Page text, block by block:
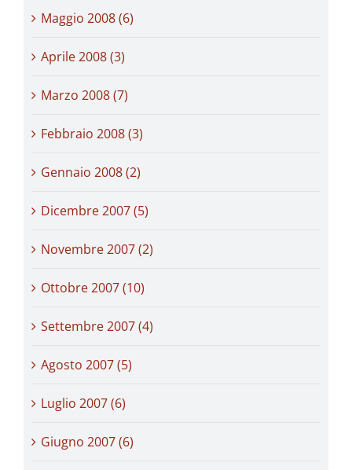
Maggio 2008 (6)
Aprile 2008 (3)
Marzo 2008 (7)
Febbraio 2008 (3)
Gennaio 2008 (2)
Dicembre 2007 (5)
Novembre 2007 (2)
Ottobre 2007 (10)
Settembre 2007 (4)
Agosto 2007 (5)
Luglio 2007 (6)
Giugno 2007 (6)